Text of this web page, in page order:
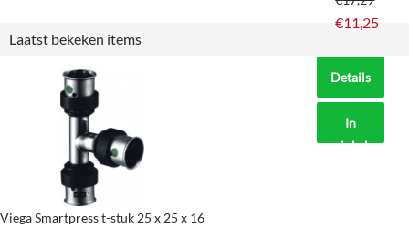
€11,25
Details
In
winkelmand
Laatst bekeken items
Viega Smartpress t-stuk 25 x 25 x 16